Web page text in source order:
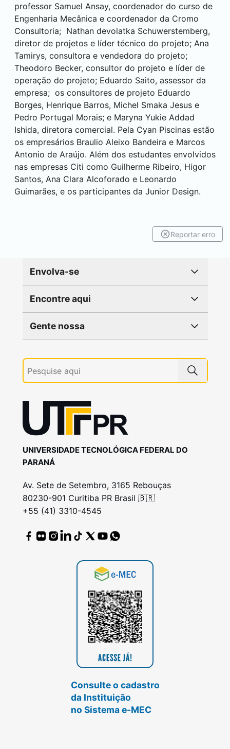
professor Samuel Ansay, coordenador do curso de
Engenharia Mecânica e coordenador da Cromo
Consultoria; Nathan devolatka Schuwerstemberg,
diretor de projetos e líder técnico do projeto; Ana
Tamirys, consultora e vendedora do projeto;
Theodoro Becker, consultor do projeto e líder de
operação do projeto; Eduardo Saito, assessor da
empresa; os consultores de projeto Eduardo
Borges, Henrique Barros, Michel Smaka Jesus e
Pedro Portugal Morais; e Maryna Yukie Addad
Ishida, diretora comercial. Pela Cyan Piscinas estão
os empresários Braulio Aleixo Bandeira e Marcos
Antonio de Araújo. Além dos estudantes envolvidos
nas empresas Citi como Guilherme Ribeiro, Higor
Santos, Ana Clara Alcoforado e Leonardo
Guimarães, e os participantes da Junior Design.
Reportar erro
Envolva-se
Encontre aqui
Gente nossa
UNIVERSIDADE TECNOLÓGICA FEDERAL DO
PARANÁ
Av. Sete de Setembro, 3165 Rebouças
80230-901 Curitiba PR Brasil 🇧🇷
+55 (41) 3310-4545
Consulte o cadastro
da Instituição
no Sistema e-MEC